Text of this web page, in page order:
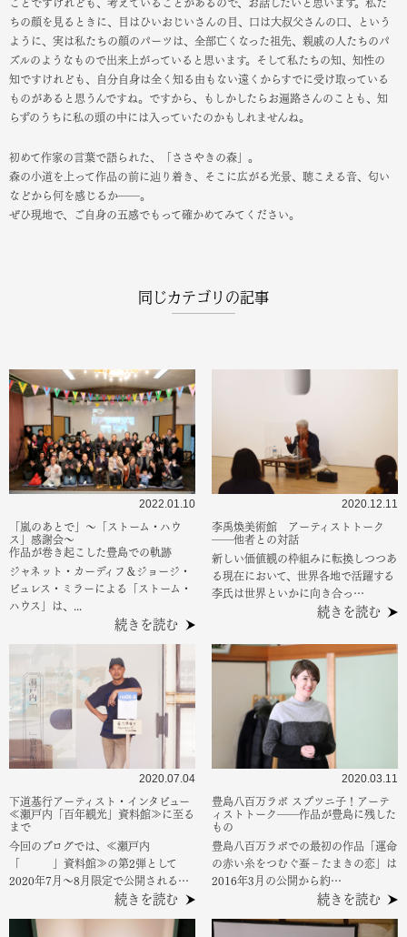
ことですけれども、考えていることがあるので、お話したいと思います。私た
ちの顔を見るときに、目はひいおじいさんの目、口は大叔父さんの口、という
ように、実は私たちの顔のパーツは、全部亡くなった祖先、親戚の人たちのパ
ズルのようなもので出来上がっていると思います。そして私たちの知、知性の
知ですけれども、自分自身は全く知る由もない遠くからすでに受け取っている
ものがあると思うんですね。ですから、もしかしたらお遍路さんのことも、知
らずのうちに私の頭の中には入っていたのかもしれませんね。
初めて作家の言葉で語られた、「ささやきの森」。
森の小道を上って作品の前に辿り着き、そこに広がる光景、聴こえる音、匂い
などから何を感じるか――。
ぜひ現地で、ご自身の五感でもって確かめてみてください。
同じカテゴリの記事
2022.01.10
「嵐のあとで」～「ストーム・ハウ
ス」感謝会～
作品が巻き起こした豊島での軌跡
ジャネット・カーディフ＆ジョージ・
ビュレス・ミラーによる「ストーム・
ハウス」は、...
続きを読む
2020.12.11
李禹煥美術館 アーティストトーク
――他者との対話
新しい価値観の枠組みに転換しつつあ
る現在において、世界各地で活躍する
李氏は世界といかに向き合っ…
続きを読む
2020.07.04
下道基行アーティスト・インタビュー
≪瀬戸内「百年観光」資料館≫に至る
まで
今回のブログでは、≪瀬戸内
「 」資料館≫の第2弾として
2020年7月～8月限定で公開される…
続きを読む
2020.03.11
豊島八百万ラボ スプツニ子！アーテ
ィストトーク――作品が豊島に残した
もの
豊島八百万ラボでの最初の作品「運命
の赤い糸をつむぐ蚕‐たまきの恋」は
2016年3月の公開から約…
続きを読む